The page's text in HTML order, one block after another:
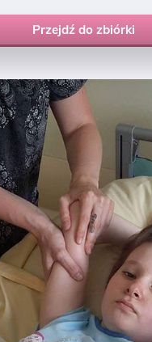
Przejdź do zbiórki